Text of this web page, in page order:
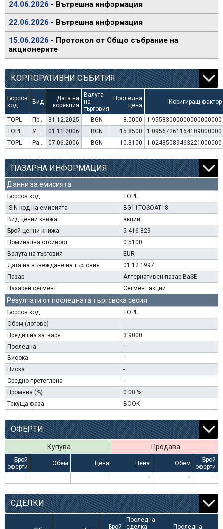
24.06.2026 - Вътрешна информация
22.06.2026 - Вътрешна информация
15.06.2026 - Протокол от Общо събрание на
акционерите
КОРПОРАТИВНИ СЪБИТИЯ
Борсов
код
Вид
Дата на
корекция
Валута
на
търговия
Последна
цена
Коригиращ фактор
TOPL Преминаване към търговия в Евро 31.12.2025 BGN 8.0000
1.95583000000000000000
TOPL
Увеличение на капитал (права) 01.11.2006 BGN 15.8500
1.09567261164109000000
TOPL
Раздаване на дивидент 07.06.2006 BGN 10.3100 1.02485089463221000000
ПАЗАРНА ИНФОРМАЦИЯ
Данни за емисията
Борсов код
TOPL
ISIN код на емисията
BG11TOSOAT18
Вид ценни книжа
акции
Брой ценни книжа
5 416 829
Номинална стойност
0.5100
Валута на търговия
EUR
Дата на въвеждане на търговия
01.12.1997
Пазар
Алтернативен пазар BaSE
Пазарен сегмент
Сегмент акции
Резултати от последната търговска сесия
Борсов код
TOPL
Обем (лотове)
-
Предишна затваря
3.9000
Последна
-
Висока
-
Ниска
-
Средно-претеглена
-
Промяна (%)
0.00 %
Текуща фаза
BOOK
ОФЕРТИ
Купува Продава
Брой
оферти
Обем Цена Цена Обем
Брой
оферти
-
- - - - -
СДЕЛКИ
Брой
Последна
сделка
Последна